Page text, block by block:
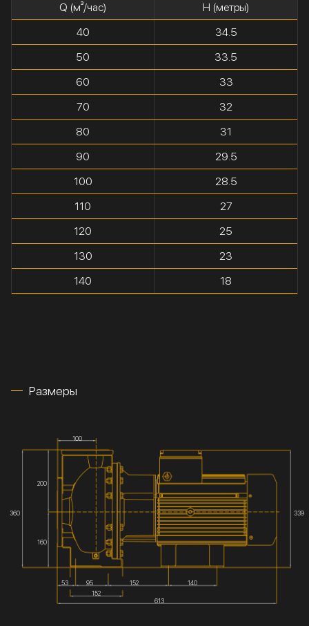
Q (м³/час)
H (метры)
40
34.5
50
33.5
60
33
70
32
80
31
90
29.5
100
28.5
110
27
120
25
130
23
140
18
Размеры
100
360
200
160
339
53 95 152
140
152
613